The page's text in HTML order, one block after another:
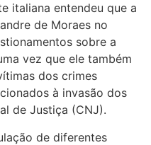
italiana entendeu que a
de Moraes no
sobre a
vez que ele também
dos crimes
à invasão dos
de Justiça (CNJ).
de diferentes